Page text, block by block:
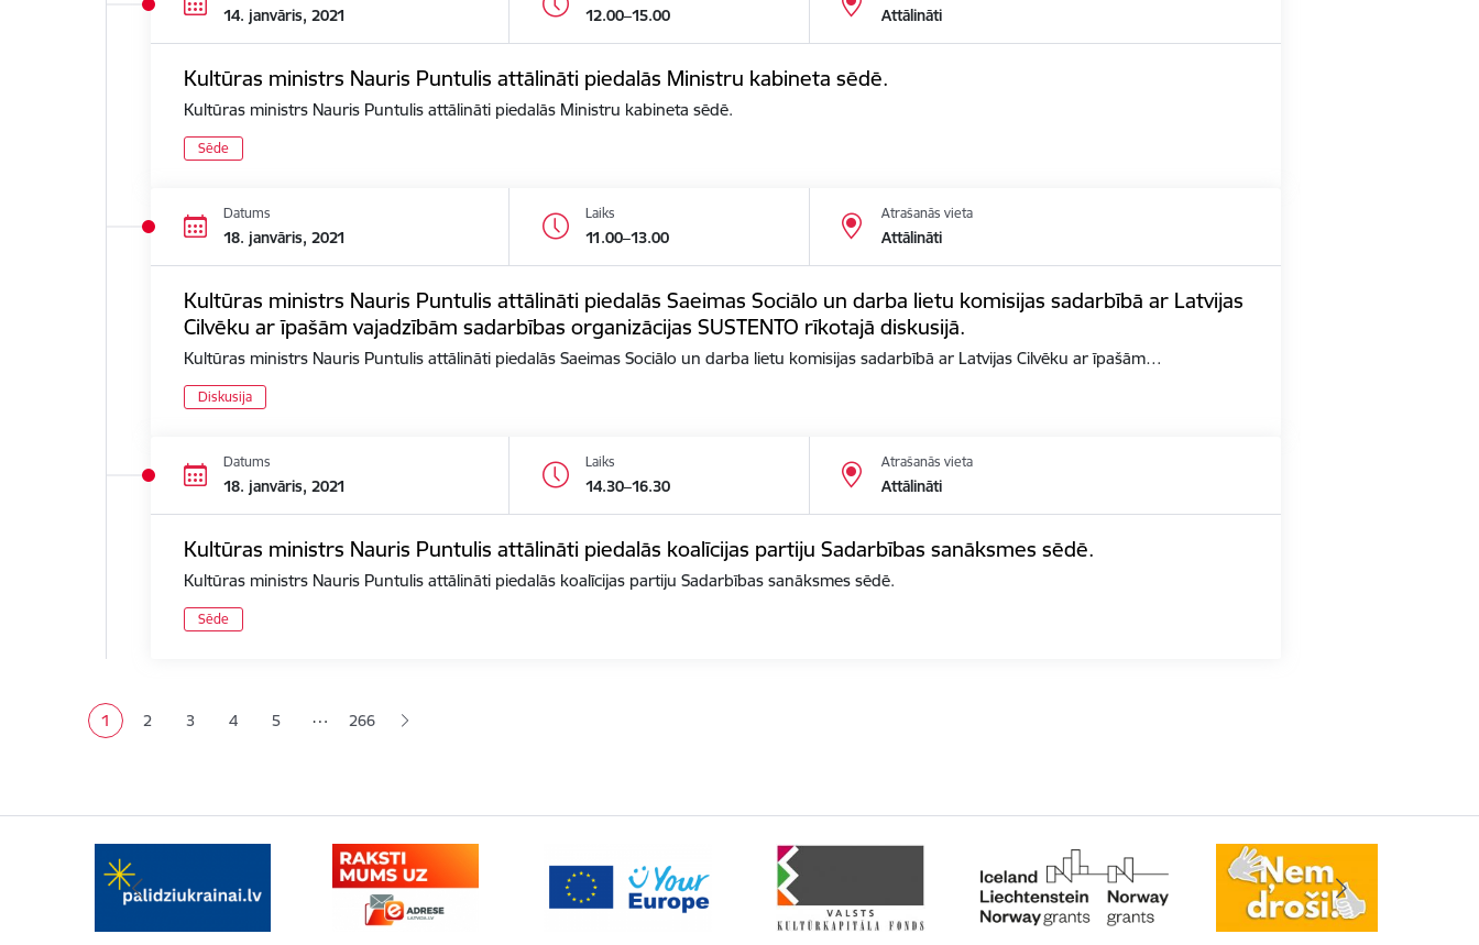
14. janvāris, 2021 12.00–15.00 Attālināti
Kultūras ministrs Nauris Puntulis attālināti piedalās Ministru kabineta sēdē.
Kultūras ministrs Nauris Puntulis attālināti piedalās Ministru kabineta sēdē.
Sēde
Datums
18. janvāris, 2021
Laiks
11.00–13.00
Atrašanās vieta
Attālināti
Kultūras ministrs Nauris Puntulis attālināti piedalās Saeimas Sociālo un darba lietu komisijas sadarbībā ar Latvijas
Cilvēku ar īpašām vajadzībām sadarbības organizācijas SUSTENTO rīkotajā diskusijā.
Kultūras ministrs Nauris Puntulis attālināti piedalās Saeimas Sociālo un darba lietu komisijas sadarbībā ar Latvijas Cilvēku ar īpašām…
Diskusija
Datums
18. janvāris, 2021
Laiks
14.30–16.30
Atrašanās vieta
Attālināti
Kultūras ministrs Nauris Puntulis attālināti piedalās koalīcijas partiju Sadarbības sanāksmes sēdē.
Kultūras ministrs Nauris Puntulis attālināti piedalās koalīcijas partiju Sadarbības sanāksmes sēdē.
Sēde
Pašreizējā lapa
1 Lapa
2 Lapa
3 Lapa
4 Lapa
5 … 266